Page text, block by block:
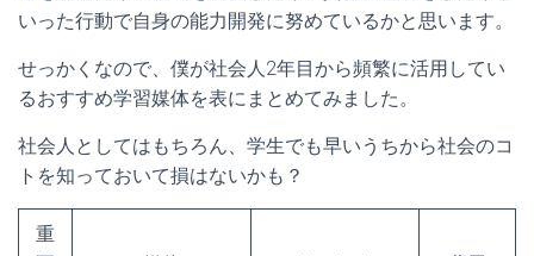
いった行動で自身の能力開発に努めているかと思います。
せっかくなので、僕が社会人2年目から頻繁に活用してい
るおすすめ学習媒体を表にまとめてみました。
社会人としてはもちろん、学生でも早いうちから社会のコ
トを知っておいて損はないかも？
重